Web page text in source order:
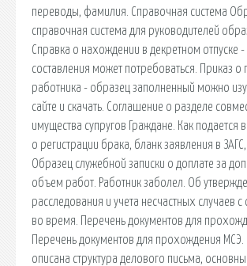
переводы, фамилия. Справочная система
справочная система для руководителей
Справка о нахождении в декретном отпуске
составления может потребоваться. Приказ
работника - образец заполненный можно
сайте и скачать. Соглашение о разделе
имущества супругов Граждане. Как подается
о регистрации брака, бланк заявления в
Образец служебной записки о доплате за
объем работ. Работник заболел. Об
расследования и учета несчастных случаев
во время. Перечень документов для
Перечень документов для прохождения МСЭ.
описана структура делового письма,